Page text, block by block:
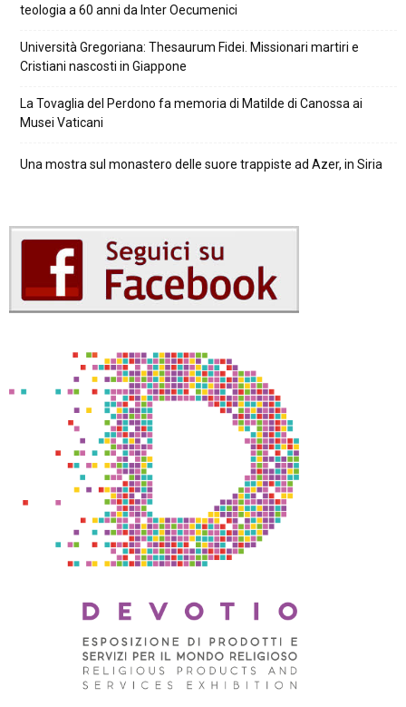
teologia a 60 anni da Inter Oecumenici
Università Gregoriana: Thesaurum Fidei. Missionari martiri e
Cristiani nascosti in Giappone
La Tovaglia del Perdono fa memoria di Matilde di Canossa ai
Musei Vaticani
Una mostra sul monastero delle suore trappiste ad Azer, in Siria